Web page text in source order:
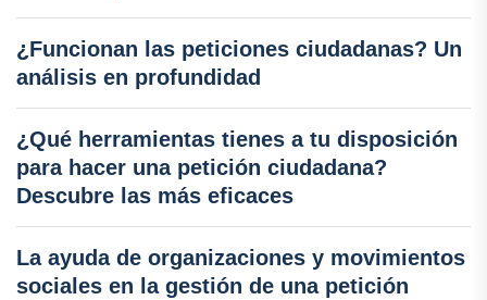
¿Funcionan las peticiones ciudadanas? Un
análisis en profundidad
¿Qué herramientas tienes a tu disposición
para hacer una petición ciudadana?
Descubre las más eficaces
La ayuda de organizaciones y movimientos
sociales en la gestión de una petición